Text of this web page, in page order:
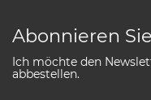
Abonnieren
Ich möchte den
abbestellen.